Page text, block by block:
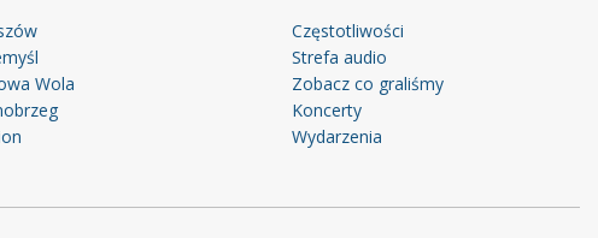
Wola
Częstotliwości
Strefa audio
Zobacz co graliśmy
Koncerty
Wydarzenia